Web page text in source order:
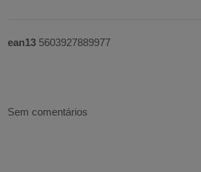
ean13 5603927889977
Sem comentários